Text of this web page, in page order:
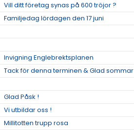
Vill ditt företag synas på 600 tröjor ?
Familjedag lördagen den 17 juni
Invigning Englebrektsplanen
Tack för denna terminen & Glad sommar
Glad Påsk !
Vi utbildar oss !
Millitotten trupp rosa